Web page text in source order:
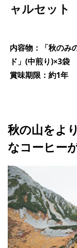
ャルセット
内容物：「秋のみ
ド」(中煎り)×3袋
賞味期限：約1年
秋の山をよ
なコーヒー